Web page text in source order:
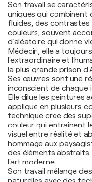
Son travail se
uniques qui combinent
fluides, des contrastes
couleurs, souvent
d’aléatoire qui donne
Médecin, elle a
l'extraordinaire et
la plus grande prison
Ses œuvres sont une
inconscient de chaque
Elle dilue les peintures
applique en plusieurs
technique crée des
couleur qui entraînent
visuel entre réalité et
hommage aux
des éléments
l'art moderne.
Son travail mélange